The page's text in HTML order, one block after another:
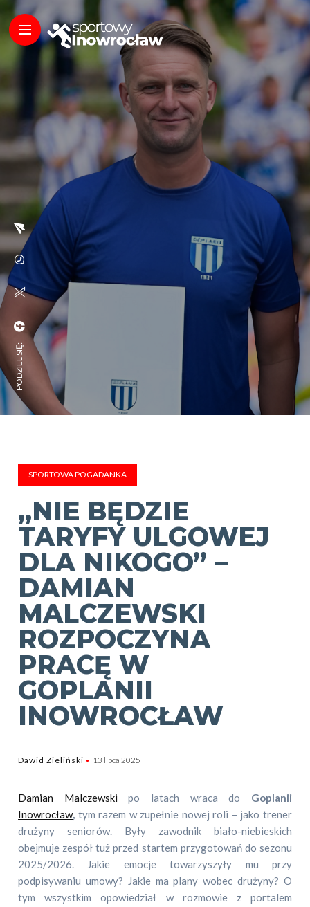
PODZIEL SIĘ:
SPORTOWA POGADANKA
„NIE BĘDZIE
TARYFY ULGOWEJ
DLA NIKOGO” –
DAMIAN
MALCZEWSKI
ROZPOCZYNA
PRACĘ W
GOPLANII
INOWROCŁAW
Dawid Zieliński 13 lipca 2025
Damian Malczewski po latach wraca do Goplanii
Inowrocław, tym razem w zupełnie nowej roli – jako trener
drużyny seniorów. Były zawodnik biało-niebieskich
obejmuje zespół tuż przed startem przygotowań do sezonu
2025/2026. Jakie emocje towarzyszyły mu przy
podpisywaniu umowy? Jakie ma plany wobec drużyny? O
tym wszystkim opowiedział w rozmowie z portalem